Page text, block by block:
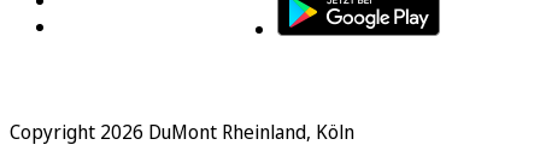
Copyright 2026 DuMont Rheinland, Köln